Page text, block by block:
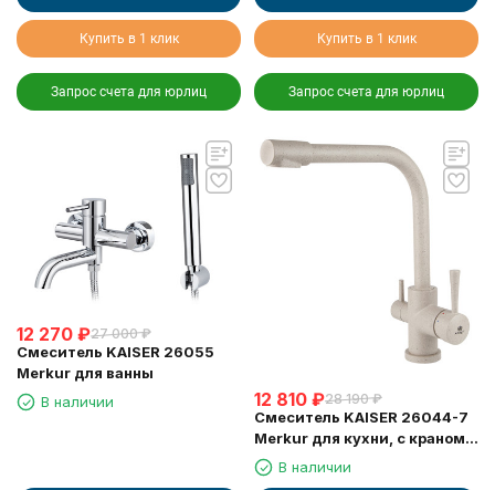
Купить в 1 клик
Запрос счета для юрлиц
Купить в 1 клик
Запрос счета для юрлиц
12 270 ₽27 000 ₽
Смеситель KAISER 26055
Merkur для ванны
В наличии
12 810 ₽28 190 ₽
Смеситель KAISER 26044-7
Merkur для кухни, с краном
для питьевой воды,
бежевый мрамор
В наличии